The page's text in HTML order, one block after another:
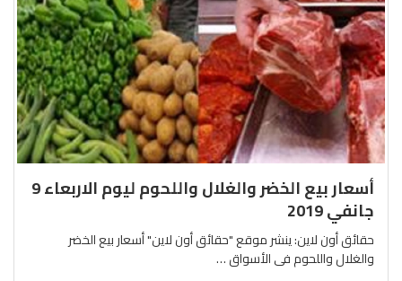
أسعار بيع الخضر والغلال واللحوم ليوم الاربعاء 9
جانفي 2019
حقائق أون لاين: ينشر موقع "حقائق أون لاين" أسعار بيع الخضر
والغلال واللحوم فى الأسواق …